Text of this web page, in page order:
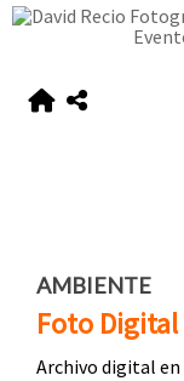
AMBIENTE
Foto Digital
Archivo digital en